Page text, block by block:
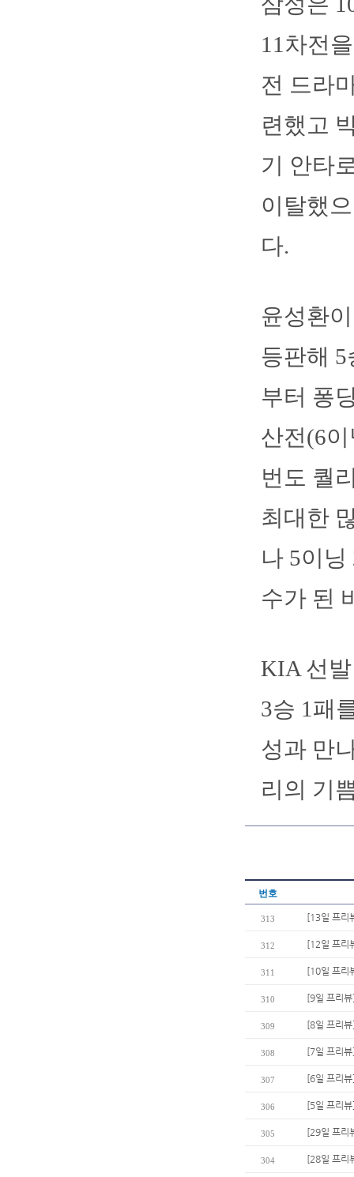
11차전
전 드라
련했고
기 안타
이탈했
다.
윤성환
등판해
부터 퐁
산전(6
번도 퀄
최대한
나 5이
수가 된
KIA 선
3승 1패
성과 만
리의 기
번호
313 [13일 프리
312 [12일 프리
311 [10일 프리
310 [9일 프리
309 [8일 프리
308 [7일 프리
307 [6일 프리
306 [5일 프리
305 [29일 프리
304 [28일 프리